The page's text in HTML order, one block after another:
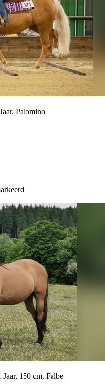
Palomino
150 cm, Falbe